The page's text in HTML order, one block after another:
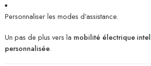
Personnaliser les modes d’assistance.
Un pas de plus vers la mobilité électrique
personnalisée.